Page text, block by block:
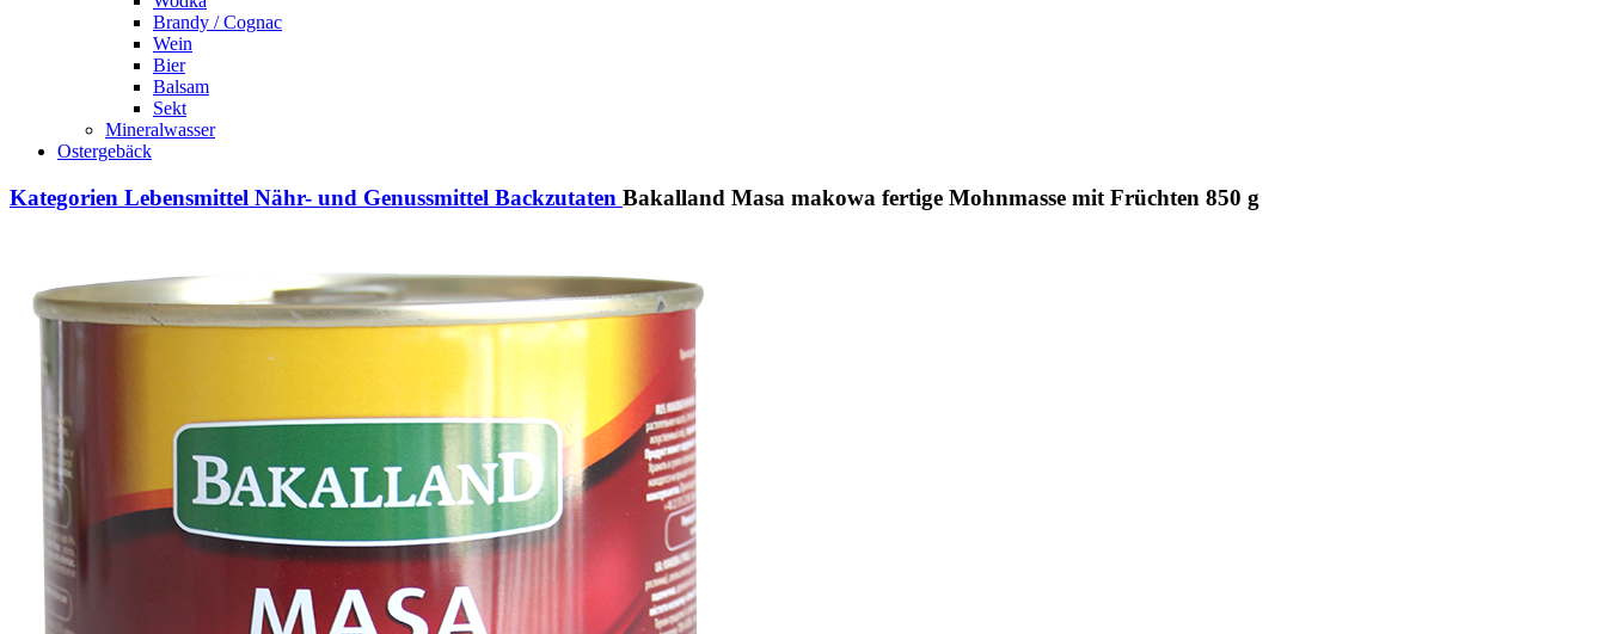
Brandy / Cognac
Wein
Bier
Balsam
Sekt
Mineralwasser
Ostergebäck
Kategorien Lebensmittel Nähr- und Genussmittel Backzutaten Bakalland Masa makowa fertige Mohnmasse mit Früchten 850 g